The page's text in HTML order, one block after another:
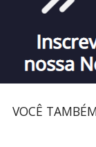
VOCÊ